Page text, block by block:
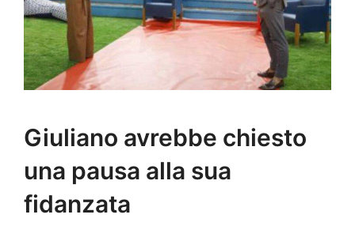
Giuliano avrebbe chiesto
una pausa alla sua
fidanzata